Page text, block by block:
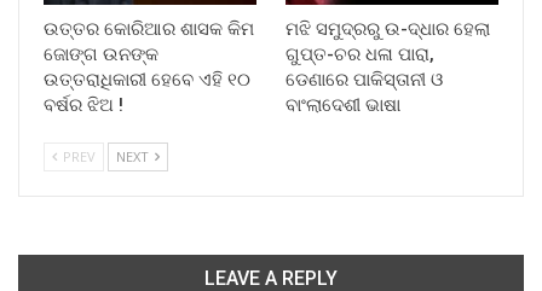
ଉତ୍ତର କୋରିଆର ଶାସକ କିମ
ଜୋଙ୍ଗ ଉନଙ୍କ
ଉତ୍ତରାଧିକାରୀ ହେବେ ଏହି ୧୦
ବର୍ଷର ଝିଅ !
ମଝି ସମୁଦ୍ରରୁ ଉ-ଦ୍ଧାର ହେଲା
ଗୁପ୍ତ-ଚର ଧଳା ପାରା,
ଡେଣାରେ ପାକିସ୍ତାନୀ ଓ
ବାଂଲାଦେଶୀ ଭାଷା
PREV NEXT
LEAVE A REPLY